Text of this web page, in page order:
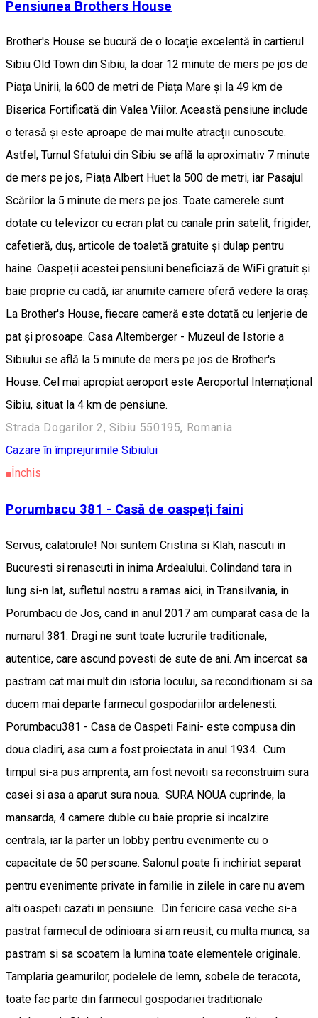
Pensiunea Brothers House
Brother's House se bucură de o locație excelentă în cartierul
Sibiu Old Town din Sibiu, la doar 12 minute de mers pe jos de
Piața Unirii, la 600 de metri de Piața Mare și la 49 km de
Biserica Fortificată din Valea Viilor. Această pensiune include
o terasă și este aproape de mai multe atracții cunoscute.
Astfel, Turnul Sfatului din Sibiu se află la aproximativ 7 minute
de mers pe jos, Piața Albert Huet la 500 de metri, iar Pasajul
Scărilor la 5 minute de mers pe jos. Toate camerele sunt
dotate cu televizor cu ecran plat cu canale prin satelit, frigider,
cafetieră, duș, articole de toaletă gratuite și dulap pentru
haine. Oaspeții acestei pensiuni beneficiază de WiFi gratuit și
baie proprie cu cadă, iar anumite camere oferă vedere la oraș.
La Brother's House, fiecare cameră este dotată cu lenjerie de
pat și prosoape. Casa Altemberger - Muzeul de Istorie a
Sibiului se află la 5 minute de mers pe jos de Brother's
House. Cel mai apropiat aeroport este Aeroportul Internațional
Sibiu, situat la 4 km de pensiune.
Strada Dogarilor 2, Sibiu 550195, Romania
Cazare în împrejurimile Sibiului
Închis
Porumbacu 381 - Casă de oaspeți faini
Servus, calatorule! Noi suntem Cristina si Klah, nascuti in
Bucuresti si renascuti in inima Ardealului. Colindand tara in
lung si-n lat, sufletul nostru a ramas aici, in Transilvania, in
Porumbacu de Jos, cand in anul 2017 am cumparat casa de la
numarul 381. Dragi ne sunt toate lucrurile traditionale,
autentice, care ascund povesti de sute de ani. Am incercat sa
pastram cat mai mult din istoria locului, sa reconditionam si sa
ducem mai departe farmecul gospodariilor ardelenesti.
Porumbacu381 - Casa de Oaspeti Faini- este compusa din
doua cladiri, asa cum a fost proiectata in anul 1934. Cum
timpul si-a pus amprenta, am fost nevoiti sa reconstruim sura
casei si asa a aparut sura noua. SURA NOUA cuprinde, la
mansarda, 4 camere duble cu baie proprie si incalzire
centrala, iar la parter un lobby pentru evenimente cu o
capacitate de 50 persoane. Salonul poate fi inchiriat separat
pentru evenimente private in familie in zilele in care nu avem
alti oaspeti cazati in pensiune. Din fericire casa veche si-a
pastrat farmecul de odinioara si am reusit, cu multa munca, sa
pastram si sa scoatem la lumina toate elementele originale.
Tamplaria geamurilor, podelele de lemn, sobele de teracota,
toate fac parte din farmecul gospodariei traditionale